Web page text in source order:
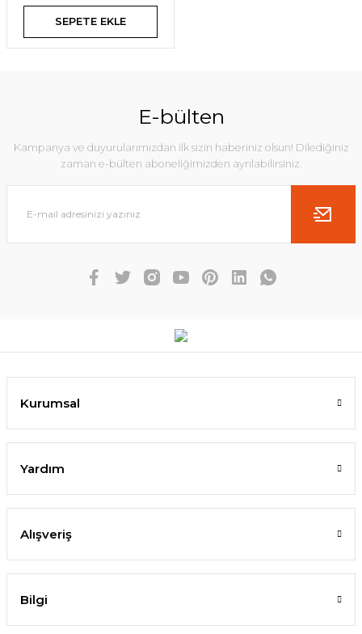
SEPETE EKLE
E-bülten
Kampanya ve duyurularımızdan ilk sizin haberiniz olsun! Dilediğiniz
zaman e-bülten aboneliğimizden ayrılabilirsiniz.
Kurumsal
Yardım
Alışveriş
Bilgi